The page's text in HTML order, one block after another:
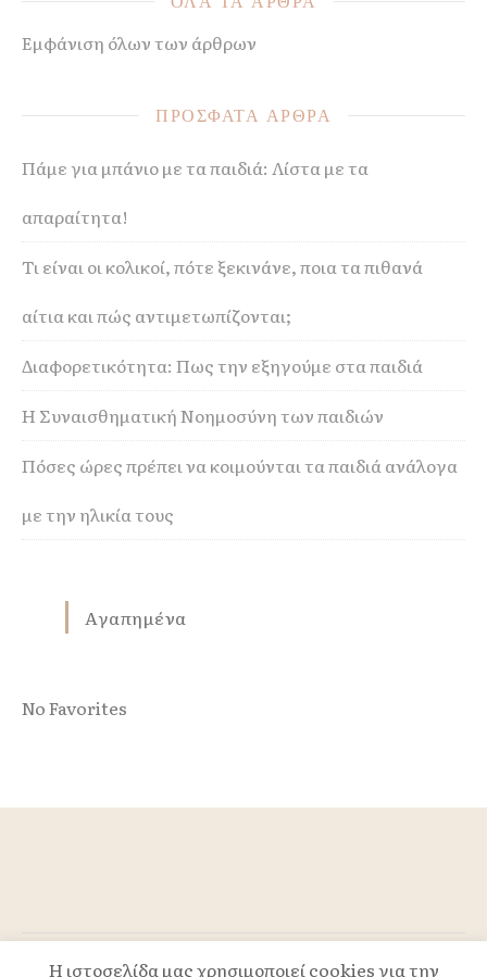
Εμφάνιση όλων των άρθρων
ΠΡΟΣΦΑΤΑ ΑΡΘΡΑ
Πάμε για μπάνιο με τα παιδιά: Λίστα με τα
απαραίτητα!
Τι είναι οι κολικοί, πότε ξεκινάνε, ποια τα πιθανά
αίτια και πώς αντιμετωπίζονται;
Διαφορετικότητα: Πως την εξηγούμε στα παιδιά
Η Συναισθηματική Νοημοσύνη των παιδιών
Πόσες ώρες πρέπει να κοιμούνται τα παιδιά ανάλογα
με την ηλικία τους
Αγαπημένα
No Favorites
Η ιστοσελίδα μας χρησιμοποιεί cookies για την